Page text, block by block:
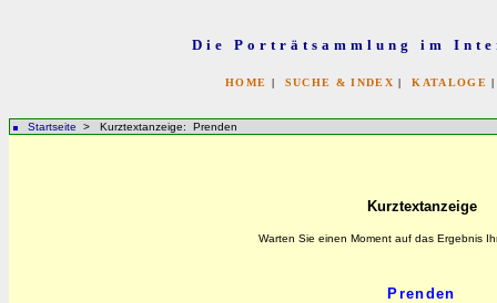
Die Porträtsammlung im
HOME | SUCHE & INDEX |KATALOGE
Startseite > Kurztextanzeige: Prenden
Kurztextanzeige
Warten Sie einen Moment auf das Ergebnis